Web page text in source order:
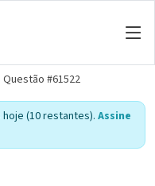
Questão #61522
(10 restantes).Assine